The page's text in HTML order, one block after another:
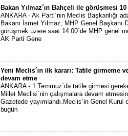
Bakan Yılmaz´ın Bahçeli ile görüşmesi
ANKARA - Ak Parti´nin Meclis Başkanlığı
Bakanı İsmet Yılmaz, MHP Genel Başkanı
görüşmek üzere saat 14.00´de MHP genel
AK Parti Gene
Yeni Meclis´in ilk kararı: Tatile girmeme
devam etme
ANKARA - 1 Temmuz´da tatile girmesi
Millet Meclisi´nin çalışmalara devam
Gazetede yayımlandı.Meclis´in Genel Kurul
bugün